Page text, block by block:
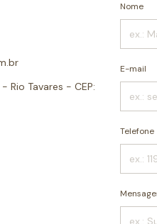
Rio Tavares - CEP:
Nome
E-mail
Telefone